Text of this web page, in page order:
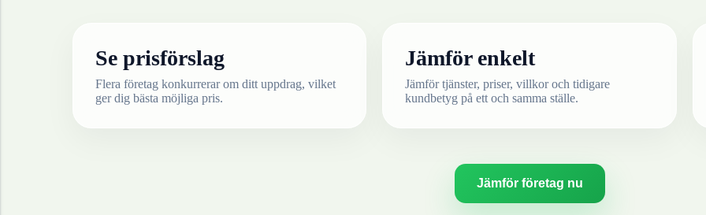
Se prisförslag
Flera företag konkurrerar om ditt uppdrag, vilket
ger dig bästa möjliga pris.
Jämför enkelt
Jämför tjänster, priser, villkor och tidigare
kundbetyg på ett och samma ställe.
Jämför företag nu